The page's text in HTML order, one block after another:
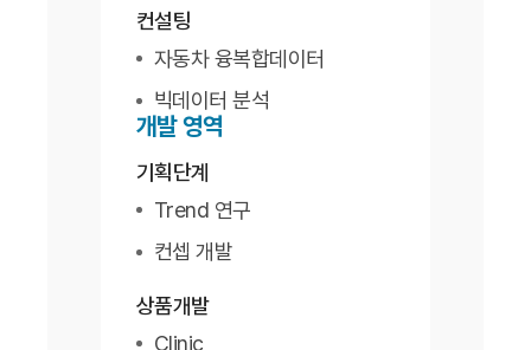
컨설팅
자동차 융복합데이터
빅데이터 분석
개발 영역
기획단계
Trend 연구
컨셉 개발
상품개발
Clinic